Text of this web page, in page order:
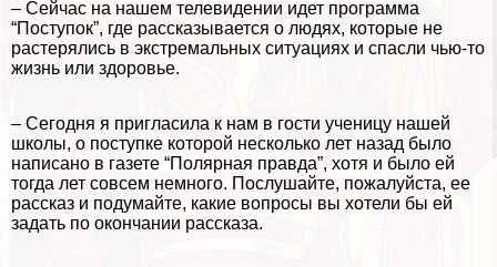
– Сейчас на нашем телевидении идет программа
“Поступок”, где рассказывается о людях, которые не
растерялись в экстремальных ситуациях и спасли чью-то
жизнь или здоровье.
– Сегодня я пригласила к нам в гости ученицу нашей
школы, о поступке которой несколько лет назад было
написано в газете “Полярная правда”, хотя и было ей
тогда лет совсем немного. Послушайте, пожалуйста, ее
рассказ и подумайте, какие вопросы вы хотели бы ей
задать по окончании рассказа.